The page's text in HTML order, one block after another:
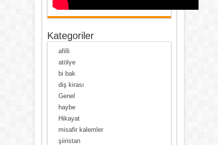
Kategoriler
afilli
atölye
bi bak
diş kirası
Genel
haybe
Hikayat
misafir kalemler
şiiristan